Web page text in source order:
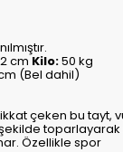
cmKilo:50 kg
(Bel dahil)
çeken bu tayt,
toparlayarak
Özellikle spor